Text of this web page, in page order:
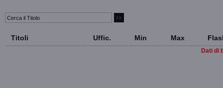
Titoli Uffic. Min Max
Dati di